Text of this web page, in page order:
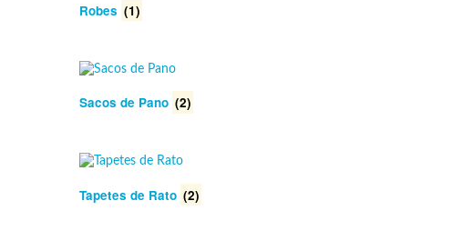
Robes (1)
Sacos de Pano (2)
Tapetes de Rato (2)